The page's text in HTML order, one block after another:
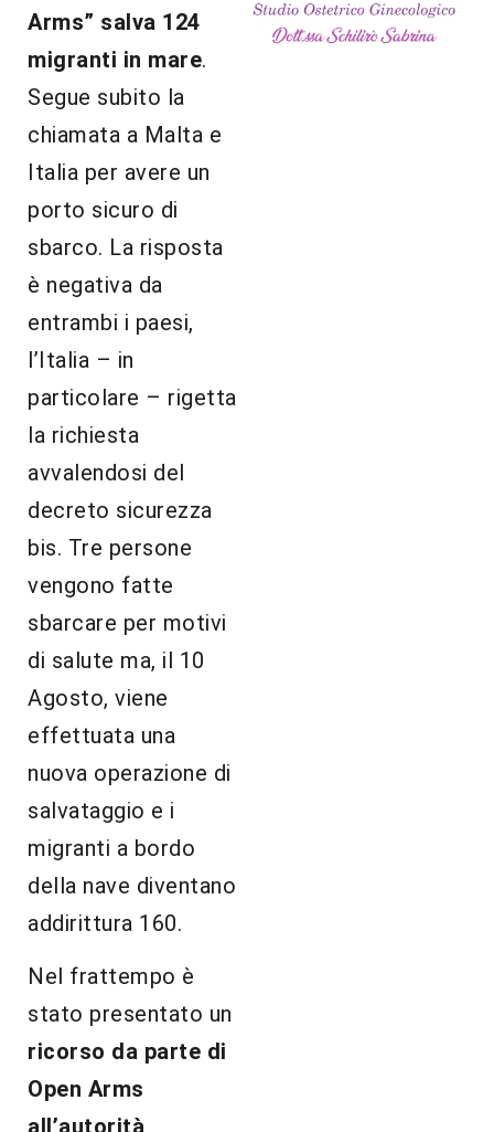
Arms” salva 124
migranti in mare.
Segue subito la
chiamata a Malta e
Italia per avere un
porto sicuro di
sbarco. La risposta
è negativa da
entrambi i paesi,
l’Italia – in
particolare – rigetta
la richiesta
avvalendosi del
decreto sicurezza
bis. Tre persone
vengono fatte
sbarcare per motivi
di salute ma, il 10
Agosto, viene
effettuata una
nuova operazione di
salvataggio e i
migranti a bordo
della nave diventano
addirittura 160.
Nel frattempo è
stato presentato un
ricorso da parte di
Open Arms